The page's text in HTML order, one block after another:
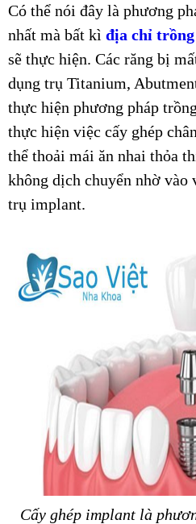
Có thể nói đây là phương
nhất mà bất kì địa chỉ
sẽ thực hiện. Các răng bị
dụng trụ Titanium,
thực hiện phương pháp
thực hiện việc cấy ghép
thể thoải mái ăn nhai thỏa
không dịch chuyển nhờ vào
trụ implant.
Cấy ghép implant là